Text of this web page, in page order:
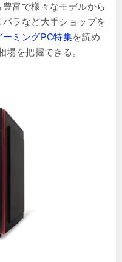
富で様々なモデルから
ラなど大手ショップを
ーミングPC特集を読め
を把握できる。